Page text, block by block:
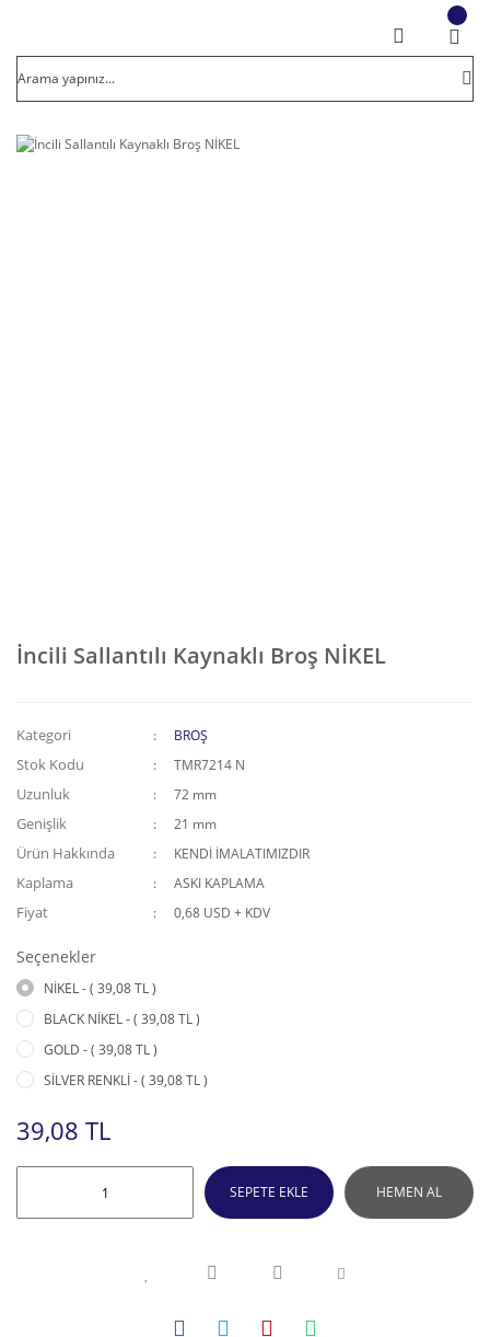
İncili Sallantılı Kaynaklı Broş NİKEL
Kategori BROŞ
Stok Kodu TMR7214 N
Uzunluk 72 mm
Genişlik 21 mm
Ürün Hakkında KENDİ İMALATIMIZDIR
Kaplama ASKI KAPLAMA
Fiyat 0,68 USD + KDV
Seçenekler
NİKEL - ( 39,08 TL )
BLACK NİKEL - ( 39,08 TL )
GOLD - ( 39,08 TL )
SİLVER RENKLİ - ( 39,08 TL )
39,08 TL
SEPETE EKLE HEMEN AL